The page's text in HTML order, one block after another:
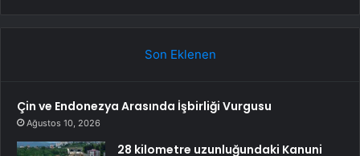
Son Eklenen
Çin ve Endonezya Arasında İşbirliği Vurgusu
Ağustos 10, 2026
28 kilometre uzunluğundaki Kanuni